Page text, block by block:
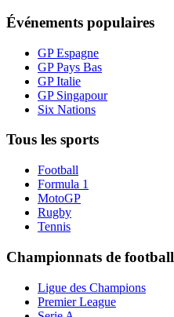
Événements populaires
GP Espagne
GP Pays Bas
GP Italie
GP Singapour
Six Nations
Tous les sports
Football
Formula 1
MotoGP
Rugby
Tennis
Championnats de football
Ligue des Champions
Premier League